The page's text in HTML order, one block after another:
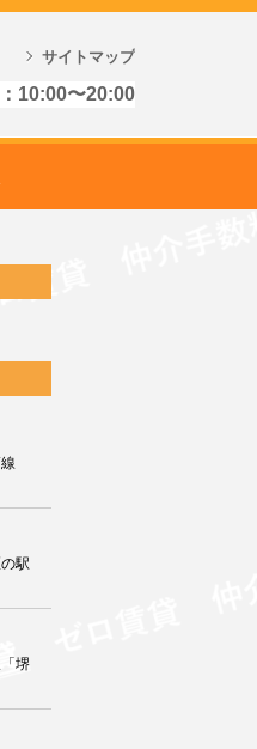
サイトマップ
10:00〜20:00
駅
堺